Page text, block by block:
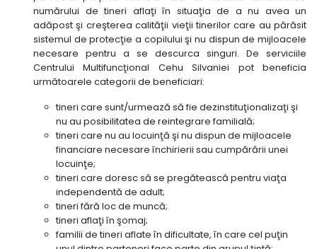
numărului de tineri aflaţi în situaţia de a nu avea un
adăpost şi creşterea calităţii vieţii tinerilor care au părăsit
sistemul de protecţie a copilului şi nu dispun de mijloacele
necesare pentru a se descurca singuri. De serviciile
Centrului Multifuncţional Cehu Silvaniei pot beneficia
următoarele categorii de beneficiari:
tineri care sunt/urmează să fie dezinstituţionalizaţi şi
nu au posibilitatea de reintegrare familială;
tineri care nu au locuinţă şi nu dispun de mijloacele
financiare necesare închirierii sau cumpărării unei
locuinţe;
tineri care doresc să se pregătească pentru viaţa
independentă de adult;
tineri fără loc de muncă;
tineri aflaţi în şomaj;
familii de tineri aflate în dificultate, în care cel puţin